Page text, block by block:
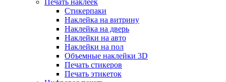
Печать наклеек
Стикерпаки
Наклейка на витрину
Наклейка на дверь
Наклейки на авто
Наклейки на пол
Объемные наклейки 3D
Печать стикеров
Печать этикеток